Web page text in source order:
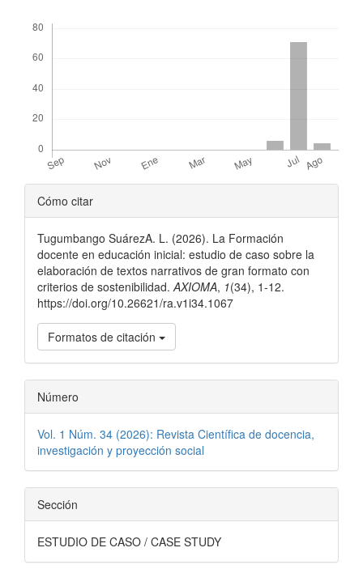
Detalles
del
artículo
Cómo citar
Tugumbango SuárezA. L. (2026). La Formación
docente en educación inicial: estudio de caso sobre la
elaboración de textos narrativos de gran formato con
criterios de sostenibilidad. AXIOMA, 1(34), 1-12.
https://doi.org/10.26621/ra.v1i34.1067
Formatos de citación
Número
Vol. 1 Núm. 34 (2026): Revista Científica de docencia,
investigación y proyección social
Sección
ESTUDIO DE CASO / CASE STUDY